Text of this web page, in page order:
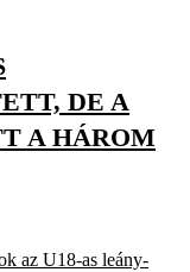
DE A
A HÁROM
az U18-as leány-